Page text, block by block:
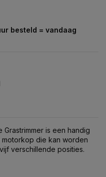
besteld = vandaag
Grastrimmer is een handig
die kan worden
verschillende posities.